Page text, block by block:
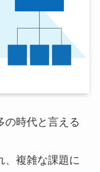
の時代と言える
、複雑な課題に